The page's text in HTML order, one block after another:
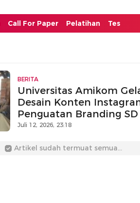
Call For Paper Pelatihan Tes
BERITA
Universitas Amikom
Desain Konten
Penguatan Branding
Thayyibah Purwokerto
Juli 12, 2026, 23:18
Artikel sudah termuat semua...